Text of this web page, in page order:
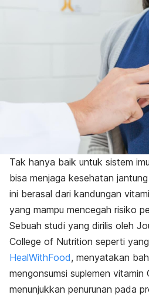
Tak hanya baik untuk sistem
bisa menjaga kesehatan
ini berasal dari kandungan
yang mampu mencegah risiko
Sebuah studi yang dirilis oleh
College of Nutrition seperti
HealWithFood, menyatakan
mengonsumsi suplemen vitamin
menunjukkan penurunan pada